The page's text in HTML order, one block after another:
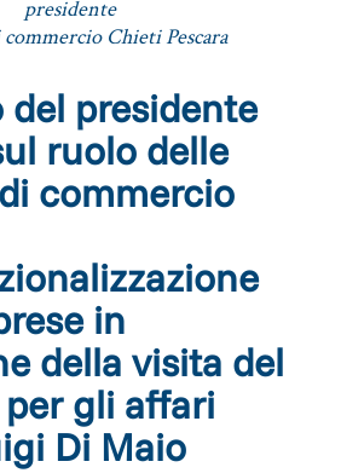
presidente
commercio Chieti Pescara
del presidente
ruolo delle
commercio
in
della visita del
gli affari
Di Maio